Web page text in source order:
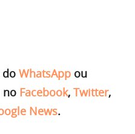
do WhatsApp ou
no Facebook, Twitter,
News.